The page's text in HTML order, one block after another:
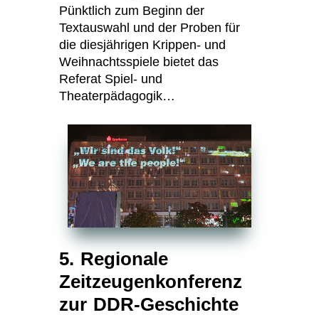
Pünktlich zum Beginn der
Textauswahl und der Proben für
die diesjährigen Krippen- und
Weihnachtsspiele bietet das
Referat Spiel- und
Theaterpädagogik…
5. Regionale
Zeitzeugenkonferenz
zur DDR-Geschichte